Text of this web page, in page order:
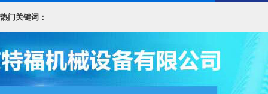
热门关键词：